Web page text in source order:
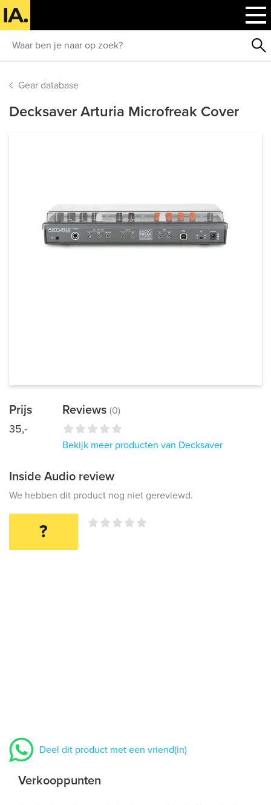
Gear database
Decksaver Arturia Microfreak Cover
Prijs
35,-
Reviews (0)
Bekijk meer producten van Decksaver
Inside Audio review
We hebben dit product nog niet gereviewd.
?
Deel dit product met een vriend(in)
Verkooppunten